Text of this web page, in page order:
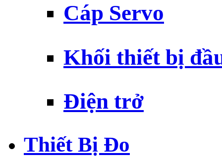
Cáp Servo
Khối thiết bị
Điện trở
Thiết Bị Đo